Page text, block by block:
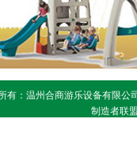
有：温州合商游乐设备有限
制造者联